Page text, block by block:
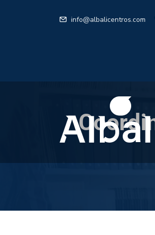
info@albalicentros.com